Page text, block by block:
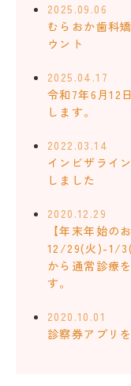
2025.09.06
むらおか歯科
ウント
2025.04.17
令和7年6月12
します。
2022.03.14
インビザライ
しました
2020.12.29
【年末年始の
12/29(火)-1/
から通常診療
す。
2020.10.01
診察券アプリ